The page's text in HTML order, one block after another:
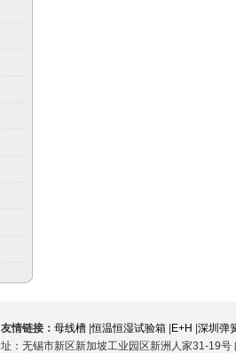
友情链接： 母线槽 |恒温恒湿试验箱 E+H 深圳弹
址：无锡市新区新加坡工业园区新洲人家31-19号